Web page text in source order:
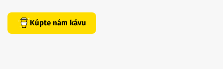
Kúpte nám kávu